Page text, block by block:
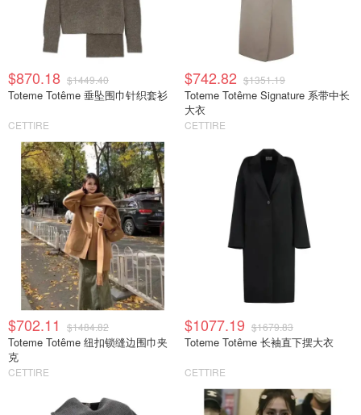
$870.18 $1449.40
Toteme Totême 垂坠围巾针织套衫
CETTIRE
$742.82 $1351.19
Toteme Totême Signature 系带中长
大衣
CETTIRE
$702.11 $1484.82
Toteme Totême 纽扣锁缝边围巾夹
克
CETTIRE
$1077.19 $1679.83
Toteme Totême 长袖直下摆大衣
CETTIRE